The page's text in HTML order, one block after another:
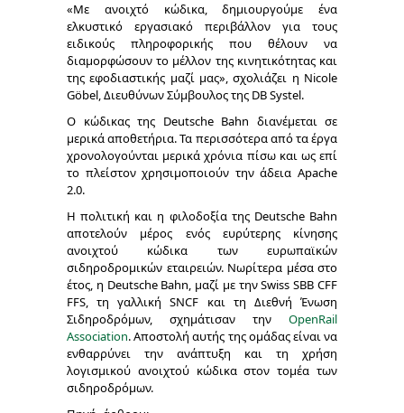
«Με ανοιχτό κώδικα, δημιουργούμε ένα
ελκυστικό εργασιακό περιβάλλον για τους
ειδικούς πληροφορικής που θέλουν να
διαμορφώσουν το μέλλον της κινητικότητας και
της εφοδιαστικής μαζί μας», σχολιάζει η Nicole
Göbel, Διευθύνων Σύμβουλος της DB Systel.
Ο κώδικας της Deutsche Bahn διανέμεται σε
μερικά αποθετήρια. Τα περισσότερα από τα έργα
χρονολογούνται μερικά χρόνια πίσω και ως επί
το πλείστον χρησιμοποιούν την άδεια Apache
2.0.
Η πολιτική και η φιλοδοξία της Deutsche Bahn
αποτελούν μέρος ενός ευρύτερης κίνησης
ανοιχτού κώδικα των ευρωπαϊκών
σιδηροδρομικών εταιρειών. Νωρίτερα μέσα στο
έτος, η Deutsche Bahn, μαζί με την Swiss SBB CFF
FFS, τη γαλλική SNCF και τη Διεθνή Ένωση
Σιδηροδρόμων, σχημάτισαν την OpenRail
Association. Αποστολή αυτής της ομάδας είναι να
ενθαρρύνει την ανάπτυξη και τη χρήση
λογισμικού ανοιχτού κώδικα στον τομέα των
σιδηροδρόμων.